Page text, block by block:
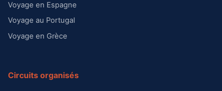
Voyage en Espagne
Voyage au Portugal
Voyage en Grèce
Circuits organisés